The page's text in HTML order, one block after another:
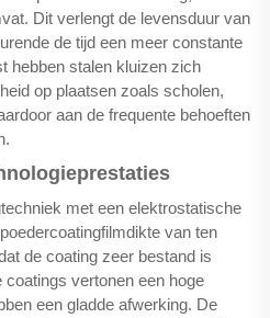
Dit verlengt de levensduur van
de tijd een meer constante
hebben stalen kluizen zich
op plaatsen zoals scholen,
aan de frequente behoeften
met een elektrostatische
van ten
de coating zeer bestand is
vertonen een hoge
een gladde afwerking. De